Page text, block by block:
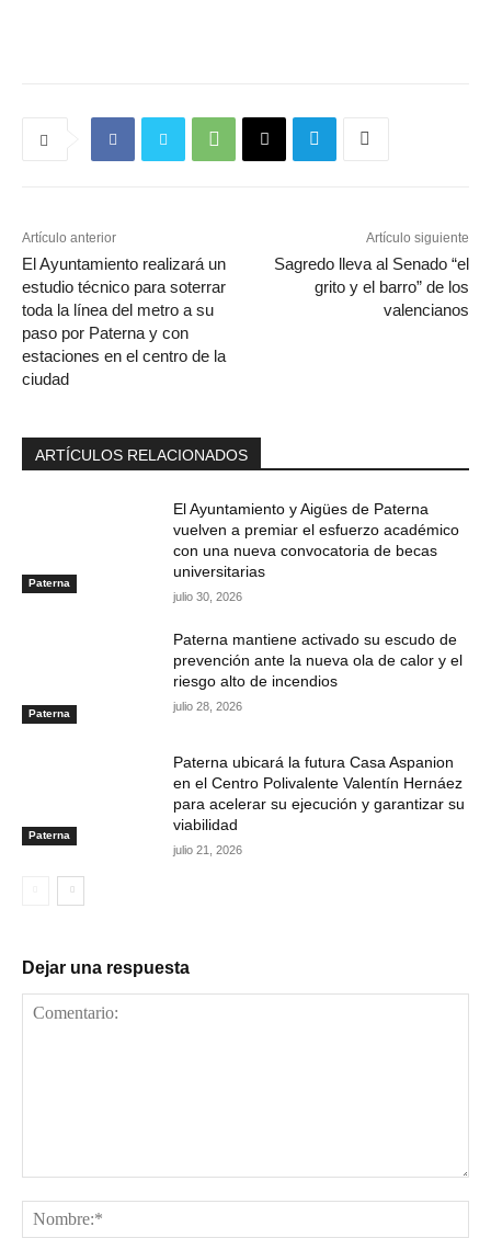
Artículo anterior
El Ayuntamiento realizará un
estudio técnico para soterrar
toda la línea del metro a su
paso por Paterna y con
estaciones en el centro de la
ciudad
Artículo siguiente
Sagredo lleva al Senado “el
grito y el barro” de los
valencianos
ARTÍCULOS RELACIONADOS
Paterna
El Ayuntamiento y Aigües de Paterna
vuelven a premiar el esfuerzo académico
con una nueva convocatoria de becas
universitarias
julio 30, 2026
Paterna
Paterna mantiene activado su escudo de
prevención ante la nueva ola de calor y el
riesgo alto de incendios
julio 28, 2026
Paterna
Paterna ubicará la futura Casa Aspanion
en el Centro Polivalente Valentín Hernáez
para acelerar su ejecución y garantizar su
viabilidad
julio 21, 2026
Dejar una respuesta